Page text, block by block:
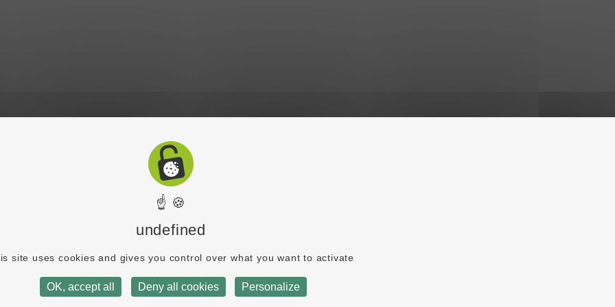
☝ 🍪
undefined
site uses cookies and gives you control over what you want to activate
OK, accept all Deny all cookies Personalize